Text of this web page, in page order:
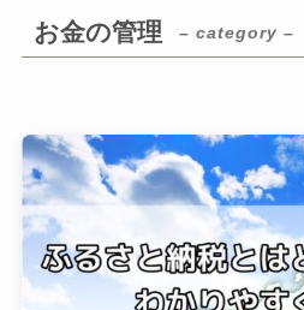
お金の管理 – category –